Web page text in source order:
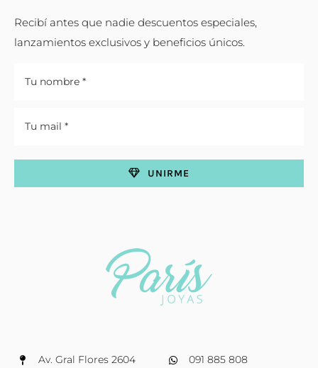
Av. Gral Flores 2604
091 885 808
Recibí antes que nadie descuentos especiales,
lanzamientos exclusivos y beneficios únicos.
UNIRME